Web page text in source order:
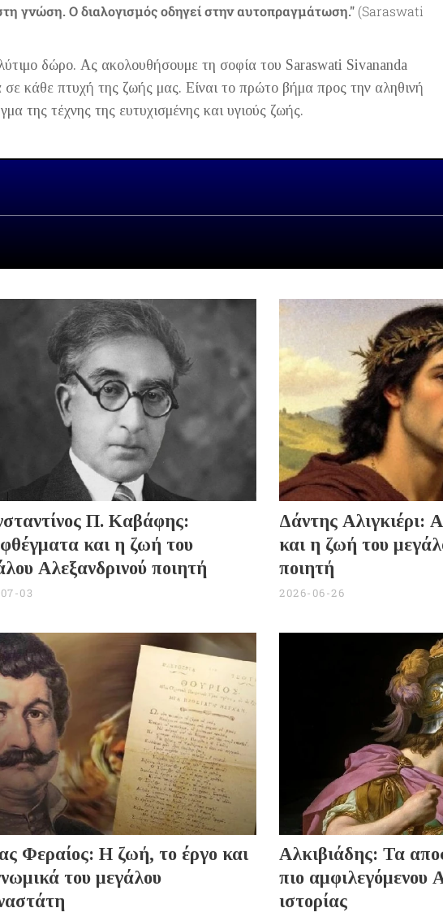
γνώση. Ο διαλογισμός οδηγεί στην αυτοπραγμάτωση." (Saraswati
δώρο. Ας ακολουθήσουμε τη σοφία του Saraswati Sivananda
σε κάθε πτυχή της ζωής μας. Είναι το πρώτο βήμα προς την αληθινή
της τέχνης της ευτυχισμένης και υγιούς ζωής.
Π. Καβάφης:
και η ζωή του
Αλεξανδρινού ποιητή
03
Δάντης Αλιγκιέρι:
και η ζωή του
ποιητή
2026-06-26
Φεραίος: Η ζωή, το έργο και
του μεγάλου
Αλκιβιάδης: Τα
πιο αμφιλεγόμενου
ιστορίας